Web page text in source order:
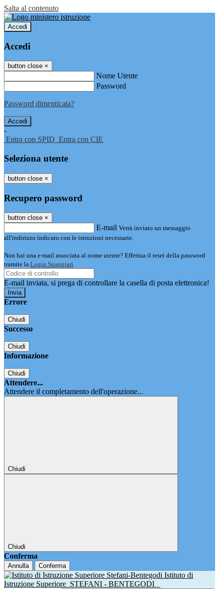
Salta al contenuto
Accedi
Accedi
button close ×
Nome Utente
Password
Password dimenticata?
-
Entra con SPID Entra con CIE
Seleziona utente
button close ×
Recupero password
button close ×
E-mail Verrà inviato un messaggio
all'indirizzo indicato con le istruzioni necessarie.
Non hai una e-mail associata al nome utente? Effettua il reset della password
tramite la Login Spaggiari
E-mail inviata, si prega di controllare la casella di posta elettronica!
Errore
Chiudi
Successo
Chiudi
Informazione
Chiudi
Attendere...
Attendere il completamento dell'operazione...
Chiudi
Chiudi
Conferma
Annulla Conferma
Istituto di
Istruzione Superiore STEFANI - BENTEGODI